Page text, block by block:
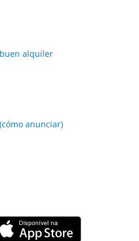
alquiler
anunciar)